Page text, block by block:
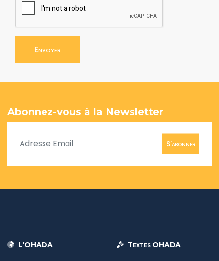
Envoyer
Abonnez-vous à la Newsletter
S'abonner
L'OHADA Textes OHADA